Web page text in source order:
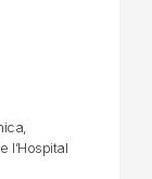
l’Hospital